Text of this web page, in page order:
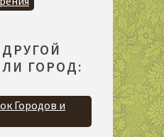
ГОРОД:
Городов и